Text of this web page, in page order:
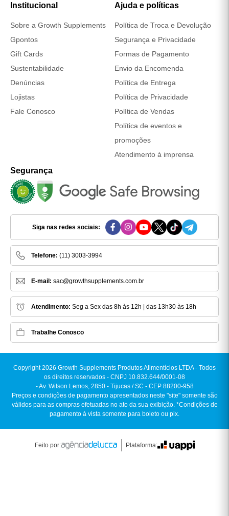
Institucional
Sobre a Growth Supplements
Gpontos
Gift Cards
Sustentabilidade
Denúncias
Lojistas
Fale Conosco
Ajuda e políticas
Política de Troca e Devolução
Segurança e Privacidade
Formas de Pagamento
Envio da Encomenda
Política de Entrega
Política de Privacidade
Política de Vendas
Política de eventos e
promoções
Atendimento à imprensa
Segurança
Siga nas redes sociais:
Telefone: (11) 3003-3994
E-mail: sac@growthsupplements.com.br
Atendimento: Seg a Sex das 8h às 12h | das 13h30 às 18h
Trabalhe Conosco
Copyright 2026 Growth Supplements Produtos Alimentícios LTDA - Todos
os direitos reservados - CNPJ 10.832.644/0001-08
-Av. Wilson Lemos, 2850 - Tijucas / SC - CEP 88200-958
Preços e condições de pagamento apresentados neste "site" somente são
válidos para as compras efetuadas no ato da sua exibição. *Condições de
pagamento à vista somente para boleto ou pix.
Feito por: Plataforma: